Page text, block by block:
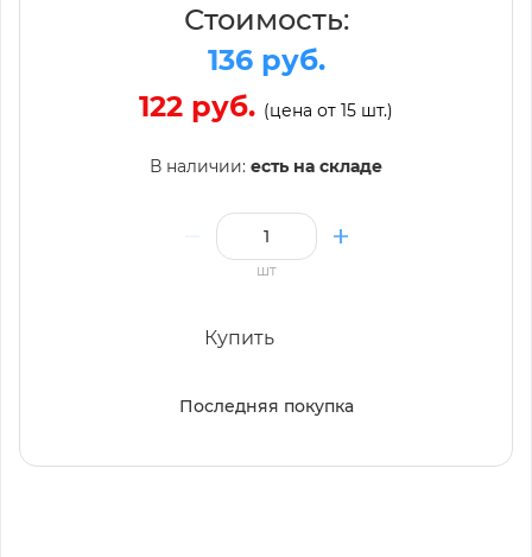
Стоимость:
136 руб.
122 руб. (цена от 15 шт.)
В наличии: есть на складе
шт
Купить
Последняя покупка